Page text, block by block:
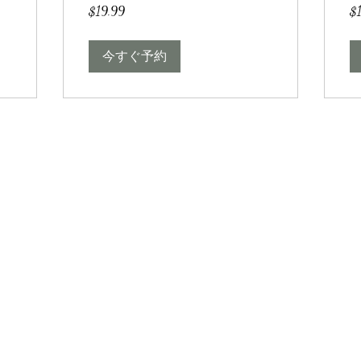
19.99
米
$19.99
今すぐ予約
米